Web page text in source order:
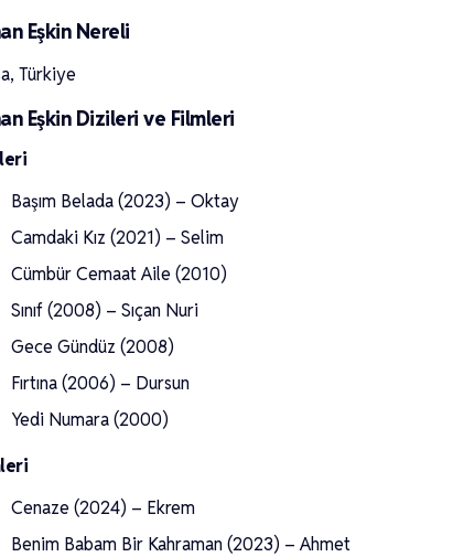
Eşkin Nereli
Türkiye
Eşkin Dizileri ve Filmleri
Başım Belada (2023) – Oktay
Camdaki Kız (2021) – Selim
Cümbür Cemaat Aile (2010)
Sınıf (2008) – Sıçan Nuri
Gece Gündüz (2008)
Fırtına (2006) – Dursun
Yedi Numara (2000)
Cenaze (2024) – Ekrem
Benim Babam Bir Kahraman (2023) – Ahmet